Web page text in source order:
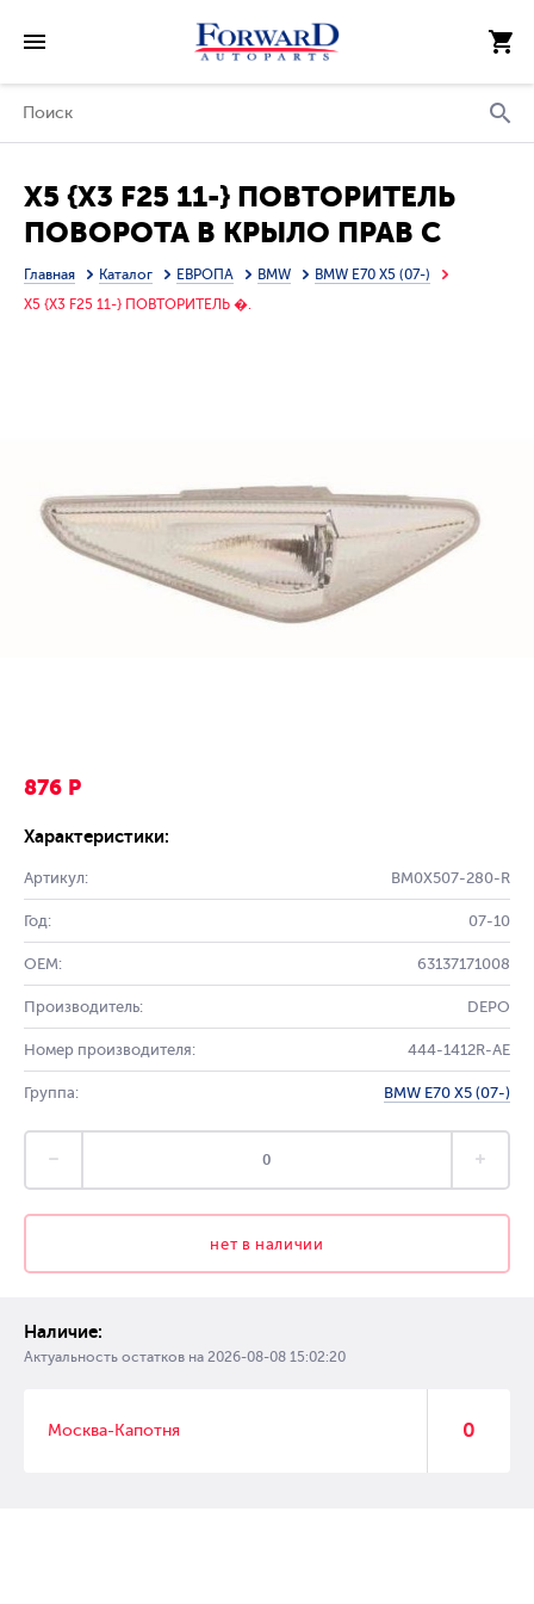
X5 {X3 F25 11-} ПОВТОРИТЕЛЬ
ПОВОРОТА В КРЫЛО ПРАВ С
ДИОД (DEPO)
Главная Каталог ЕВРОПА BMW
BMW E70 X5 (07-)
X5 {X3 F25 11-} ПОВТОРИТЕЛЬ �.
876 Р
Характеристики:
Артикул: BM0X507-280-R
Год: 07-10
OEM: 63137171008
Производитель: DEPO
Номер производителя: 444-1412R-AE
Группа: BMW E70 X5 (07-)
нет в наличии
Наличие:
Актуальность остатков на 2026-08-08 15:02:20
Москва-Капотня 0